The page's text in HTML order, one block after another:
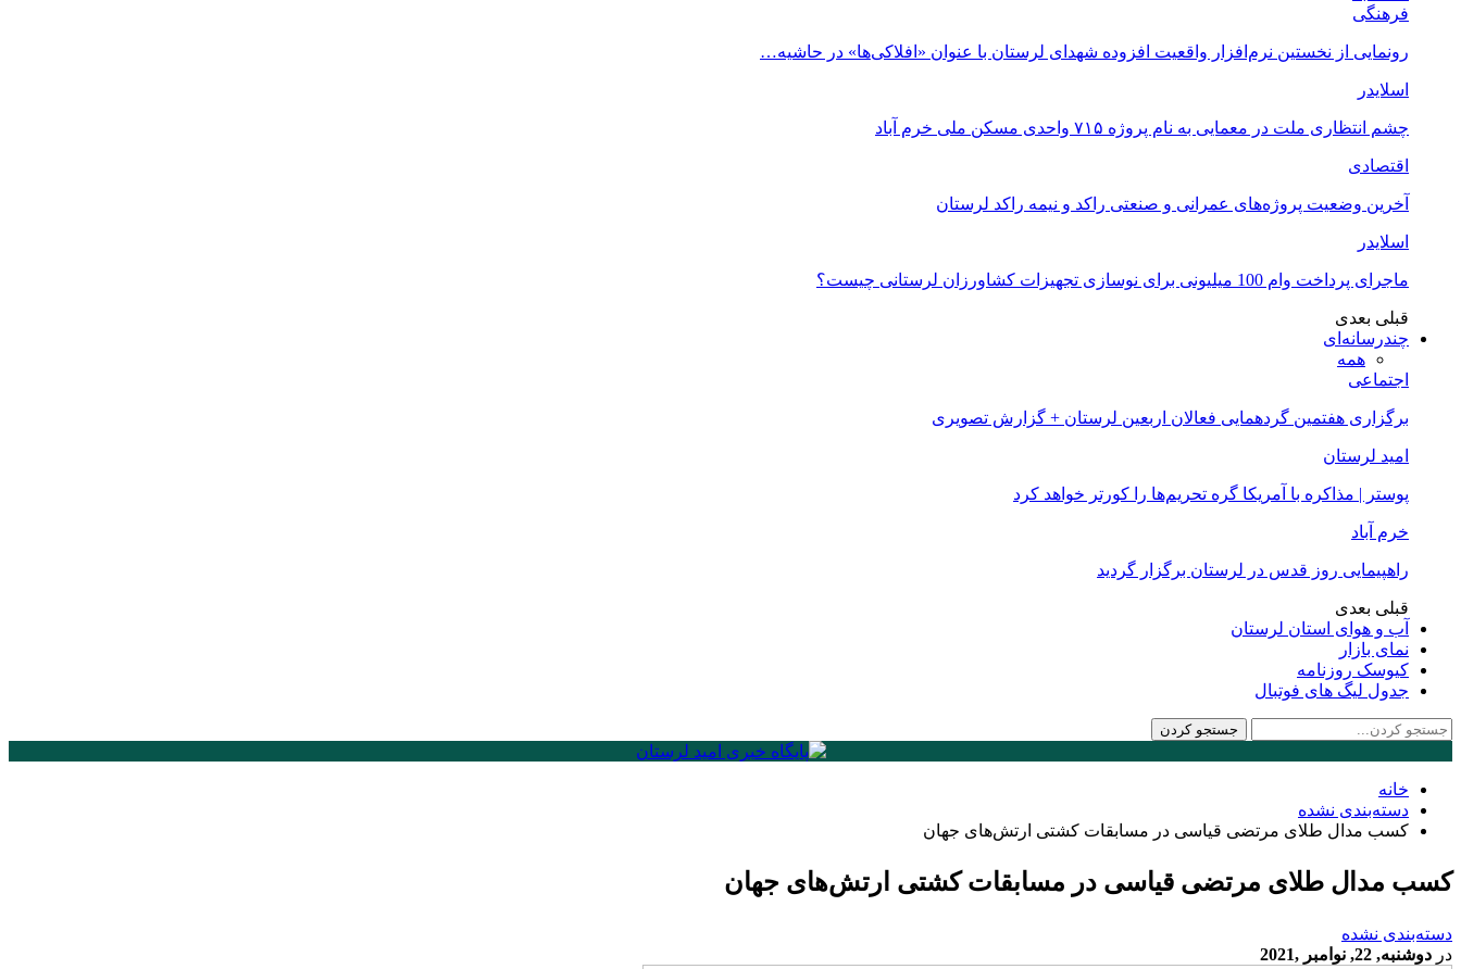
فرهنگی
رونمایی از نخستین نرم‌افزار واقعیت افزوده شهدای لرستان با عنوان «افلاکی‌ها» در حاشیه…
اسلایدر
چشم انتظاری ملت در معمایی به نام پروژه ۷۱۵ واحدی مسکن ملی خرم آباد
اقتصادی
آخرین وضعیت پروژه‌های عمرانی و صنعتی راکد و نیمه راکد لرستان
اسلایدر
ماجرای پرداخت وام 100 میلیونی برای نوسازی تجهیزات کشاورزان لرستانی چیست؟
قبلی بعدی
چندرسانه‌ای
همه
اجتماعی
برگزاری هفتمین گردهمایی فعالان اربعین لرستان + گزارش تصویری
امید لرستان
پوستر | مذاکره با آمریکا گره تحریم‌ها را کورتر خواهد کرد
خرم آباد
راهپیمایی روز قدس در لرستان برگزار گردید
قبلی بعدی
آب و هوای استان لرستان
نمای بازار
کیوسک روزنامه
جدول لیگ های فوتبال
خانه
دسته‌بندی نشده
کسب مدال طلای مرتضی قیاسی در مسابقات کشتی ارتش‌های جهان
کسب مدال طلای مرتضی قیاسی در مسابقات کشتی ارتش‌های جهان
دسته‌بندی نشده
در دوشنبه, 22, نوامبر ,2021